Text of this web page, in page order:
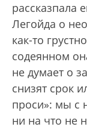
рассказпала
Легойда о
как-то
содеянном
не думает о
снизят срок
проси»: мы с
ни на что не